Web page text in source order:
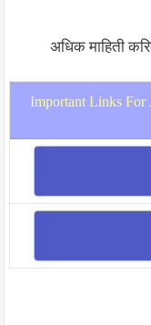
अधिक माहिती
Important Links